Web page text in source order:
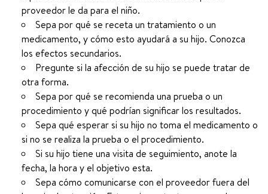
proveedor le da para el niño.
Sepa por qué se receta un tratamiento o un
medicamento, y cómo esto ayudará a su hijo. Conozca
los efectos secundarios.
Pregunte si la afección de su hijo se puede tratar de
otra forma.
Sepa por qué se recomienda una prueba o un
procedimiento y qué podrían significar los resultados.
Sepa qué esperar si su hijo no toma el medicamento o
si no se realiza la prueba o el procedimiento.
Si su hijo tiene una visita de seguimiento, anote la
fecha, la hora y el objetivo esta.
Sepa cómo comunicarse con el proveedor fuera del